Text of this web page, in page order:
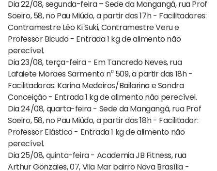
Dia 22/08, segunda-feira – Sede da Mangangá, rua Prof
Soeiro, 58, no Pau Miúdo, a partir das 17h - Facilitadores:
Contramestre Léo Ki Suki, Contramestre Veru e
Professor Bicudo - Entrada 1 kg de alimento não
perecível.
Dia 23/08, terça-feira - Em Tancredo Neves, rua
Lafaiete Moraes Sarmento n⁰ 509, a partir das 18h -
Facilitadoras: Karina Medeiros/Bailarina e Sandra
Conceição - Entrada 1 kg de alimento não perecível.
Dia 24/08, quarta-feira - Sede da Mangangá, rua Prof
Soeiro, 58, no Pau Miúdo, a partir das 18h - Facilitador:
Professor Elástico - Entrada 1 kg de alimento não
perecível.
Dia 25/08, quinta-feira - Academia JB Fitness, rua
Arthur Gonzales, 07, Vila Mar bairro Nova Brasília -